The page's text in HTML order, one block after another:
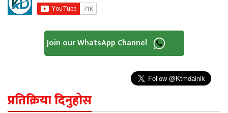
Join our WhatsApp Channel
प्रतिक्रिया दिनुहोस